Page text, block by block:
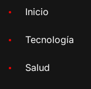
Inicio
Tecnología
Salud